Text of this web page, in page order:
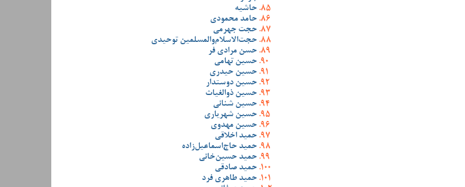
حاشیه
حامد محمودی
حجت جهرمی
حجت‌الاسلام‌والمسلمین توحیدی
حسن مرادی فر
حسین تهامی
حسین حیدری
حسین دوستدار
حسین ذوالغیاث
حسین شنانی
حسین شهریاری
حسین مهدوی
حمید اخلاقی
حمید حاج‌اسماعیل‌زاده
حمید حسین‌خانی
حمید صادقی
حمید طاهری فرد